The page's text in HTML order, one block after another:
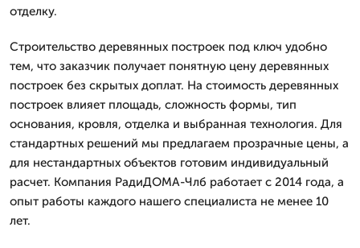
отделку.
Строительство деревянных построек под ключ удобно
тем, что заказчик получает понятную цену деревянных
построек без скрытых доплат. На стоимость деревянных
построек влияет площадь, сложность формы, тип
основания, кровля, отделка и выбранная технология. Для
стандартных решений мы предлагаем прозрачные цены, а
для нестандартных объектов готовим индивидуальный
расчет. Компания РадиДОМА-Члб работает с 2014 года, а
опыт работы каждого нашего специалиста не менее 10
лет.